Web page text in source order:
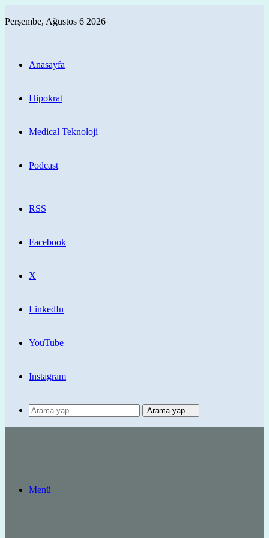
Perşembe, Ağustos 6 2026
Anasayfa
Hipokrat
Medical Teknoloji
Podcast
RSS
Facebook
X
LinkedIn
YouTube
Instagram
Arama yap ...
Menü